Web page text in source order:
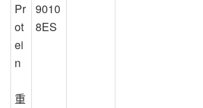
Pr
ot
ei
n
重
9010
8ES